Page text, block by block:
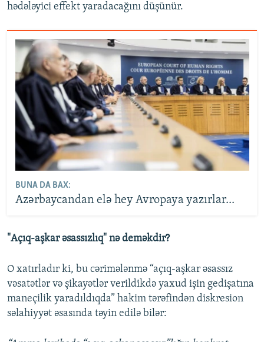
hədələyici effekt yaradacağını düşünür.
BUNA DA BAX:
Azərbaycandan elə hey Avropaya yazırlar...
"Açıq-aşkar əsassızlıq" nə deməkdir?
O xatırladır ki, bu cərimələnmə “açıq-aşkar əsassız
vəsatətlər və şikayətlər verildikdə yaxud işin gedişatına
maneçilik yaradıldıqda” hakim tərəfindən diskresion
səlahiyyət əsasında təyin edilə bilər: